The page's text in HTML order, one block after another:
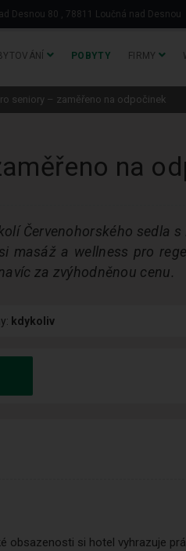
Desnou 80 , 78811 Loučná nad Desnou
POBYTY FIRMY
seniory – zaměřeno na odpočinek
na
Červenohorského sedla
masáž a wellness pro
za zvýhodněnou cenu.
kdykoliv
obsazenosti si hotel vyhrazuje